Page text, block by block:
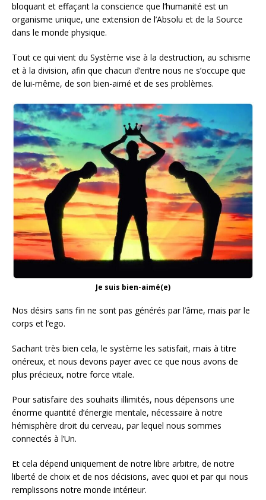
bloquant et effaçant la conscience que l’humanité est un
organisme unique, une extension de l’Absolu et de la Source
dans le monde physique.
Tout ce qui vient du Système vise à la destruction, au schisme
et à la division, afin que chacun d’entre nous ne s’occupe que
de lui-même, de son bien-aimé et de ses problèmes.
Je suis bien-aimé(e)
Nos désirs sans fin ne sont pas générés par l’âme, mais par le
corps et l’ego.
Sachant très bien cela, le système les satisfait, mais à titre
onéreux, et nous devons payer avec ce que nous avons de
plus précieux, notre force vitale.
Pour satisfaire des souhaits illimités, nous dépensons une
énorme quantité d’énergie mentale, nécessaire à notre
hémisphère droit du cerveau, par lequel nous sommes
connectés à l’Un.
Et cela dépend uniquement de notre libre arbitre, de notre
liberté de choix et de nos décisions, avec quoi et par qui nous
remplissons notre monde intérieur.